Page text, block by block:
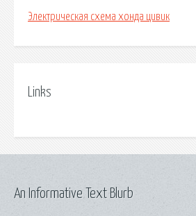
Электрическая схема хонда цивик
Links
An Informative Text Blurb